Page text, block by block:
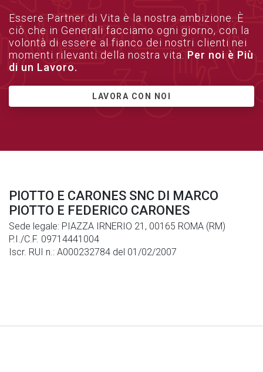
Essere Partner di Vita è la nostra ambizione. È
ciò che in Generali facciamo ogni giorno, con la
volontà di essere al fianco dei nostri clienti nei
momenti rilevanti della nostra vita. Per noi è Più
di un Lavoro.
LAVORA CON NOI
PIOTTO E CARONES SNC DI MARCO
PIOTTO E FEDERICO CARONES
Sede legale: PIAZZA IRNERIO 21, 00165 ROMA (RM)
P.I./C.F. 09714441004
Iscr. RUI n.: A000232784 del 01/02/2007